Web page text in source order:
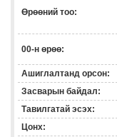
Өрөөний тоо:
00-н өрөө:
Ашиглалтанд орсон:
Засварын байдал:
Тавилгатай эсэх:
Цонх: